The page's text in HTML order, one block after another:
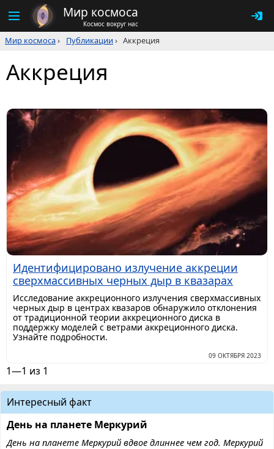
Мир космоса
Космос вокруг нас
Мир космоса› Публикации› Аккреция
Аккреция
Идентифицировано излучение аккреции
сверхмассивных черных дыр в квазарах
Исследование аккреционного излучения сверхмассивных
черных дыр в центрах квазаров обнаружило отклонения
от традиционной теории аккреционного диска в
поддержку моделей с ветрами аккреционного диска.
Узнайте подробности.
09 ОКТЯБРЯ 2023
1—1 из 1
Интересный факт
День на планете Меркурий
День на планете Меркурий вдвое длиннее чем год. Меркурий